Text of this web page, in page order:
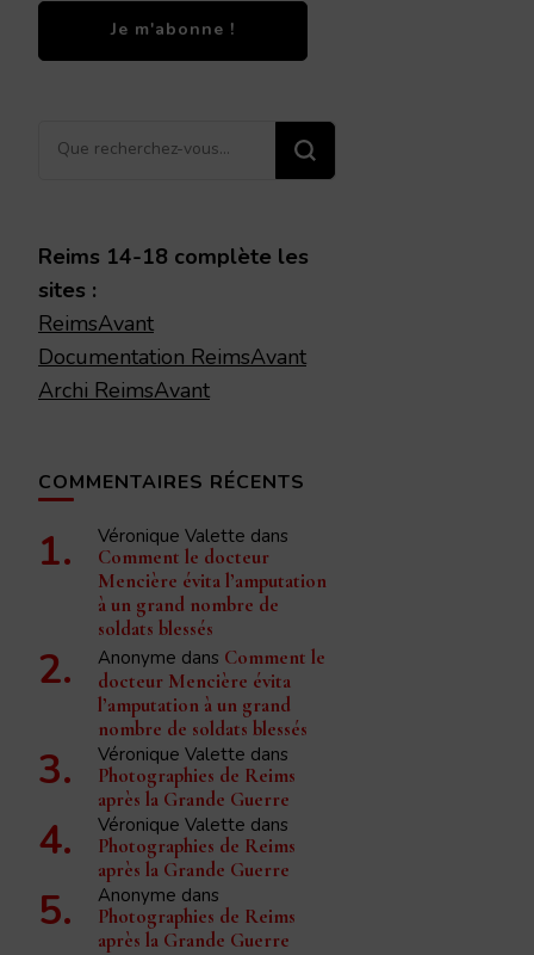
Vous
Reims 14-18 complète les
sites :
ReimsAvant
Documentation ReimsAvant
Archi ReimsAvant
COMMENTAIRES RÉCENTS
Véronique Valette dans
Comment le docteur
Mencière évita l’amputation
à un grand nombre de
soldats blessés
Anonyme dans Comment le
docteur Mencière évita
l’amputation à un grand
nombre de soldats blessés
Véronique Valette dans
Photographies de Reims
après la Grande Guerre
Véronique Valette dans
Photographies de Reims
après la Grande Guerre
Anonyme dans
Photographies de Reims
après la Grande Guerre